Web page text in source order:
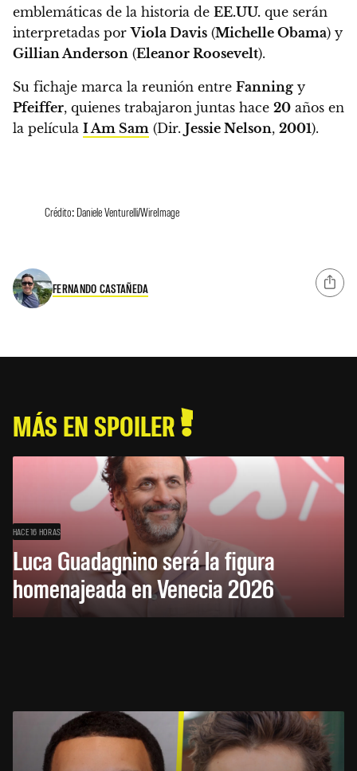
emblemáticas de la historia de EE.UU. que serán
interpretadas porViola Davis (Michelle Obama) y
Gillian Anderson (Eleanor Roosevelt).
Su fichaje marca la reunión entre Fanning y
Pfeiffer, quienes trabajaron juntas hace 20 años en
la película I Am Sam (Dir. Jessie Nelson, 2001).
Crédito: Daniele Venturelli/WireImage
FERNANDO CASTAÑEDA
MÁS EN SPOILER
HACE 16 HORAS
Luca Guadagnino será la figura
homenajeada en Venecia 2026